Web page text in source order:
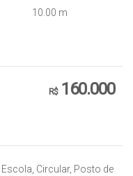
10.00 m
R$160.000
Circular, Posto de